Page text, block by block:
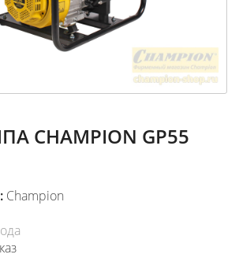
CHAMPION GP55
Champion